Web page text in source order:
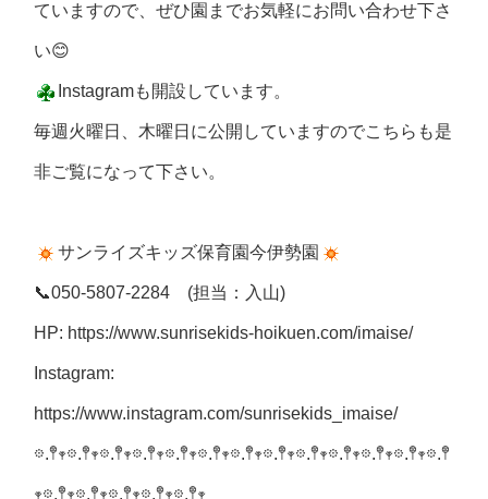
ていますので、ぜひ園までお気軽にお問い合わせ下さ
い😊
Instagramも開設しています。
毎週火曜日、木曜日に公開していますのでこちらも是
非ご覧になって下さい。
サンライズキッズ保育園今伊勢園
📞050-5807-2284 (担当：入山)
HP: https://www.sunrisekids-hoikuen.com/imaise/
Instagram:
https://www.instagram.com/sunrisekids_imaise/
𖡼.𖤣𖥧𖡼.𖤣𖥧𖡼.𖤣𖥧𖡼.𖤣𖥧𖡼.𖤣𖥧𖡼.𖤣𖥧𖡼.𖤣𖥧𖡼.𖤣𖥧𖡼.𖤣𖥧𖡼.𖤣𖥧𖡼.𖤣𖥧𖡼.𖤣𖥧𖡼.𖤣
𖥧𖡼.𖤣𖥧𖡼.𖤣𖥧𖡼.𖤣𖥧𖡼.𖤣𖥧𖡼.𖤣𖥧